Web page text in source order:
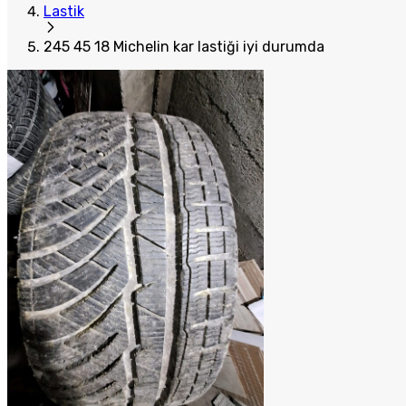
Lastik
245 45 18 Michelin kar lastiği iyi durumda